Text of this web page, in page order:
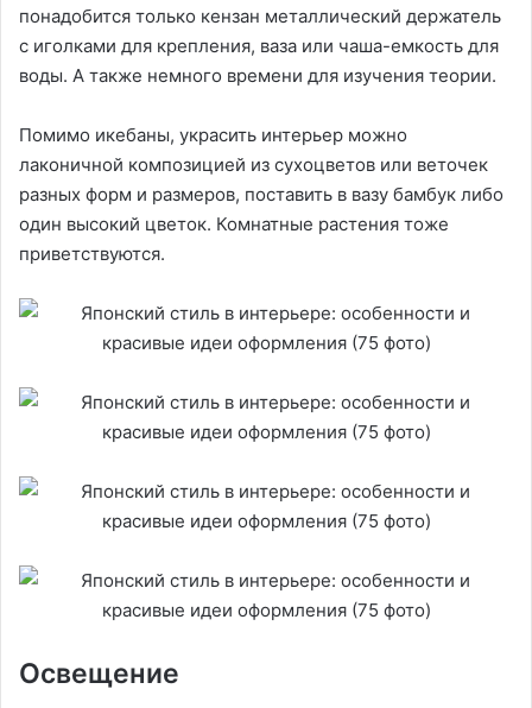
понадобится только кензан металлический держатель
с иголками для крепления, ваза или чаша-емкость для
воды. А также немного времени для изучения теории.
Помимо икебаны, украсить интерьер можно
лаконичной композицией из сухоцветов или веточек
разных форм и размеров, поставить в вазу бамбук либо
один высокий цветок. Комнатные растения тоже
приветствуются.
Освещение